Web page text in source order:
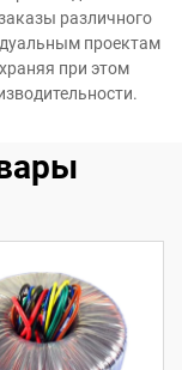
различного
проектам
при этом